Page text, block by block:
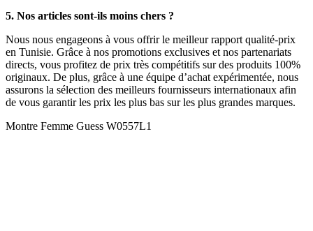
5. Nos articles sont-ils moins chers ?
Nous nous engageons à vous offrir le meilleur rapport qualité-prix
en Tunisie. Grâce à nos promotions exclusives et nos partenariats
directs, vous profitez de prix très compétitifs sur des produits 100%
originaux. De plus, grâce à une équipe d’achat expérimentée, nous
assurons la sélection des meilleurs fournisseurs internationaux afin
de vous garantir les prix les plus bas sur les plus grandes marques.
Montre Femme Guess W0557L1